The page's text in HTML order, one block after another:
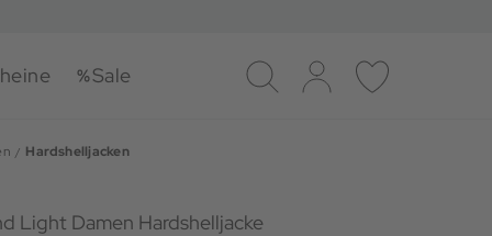
Sale
Suche Log-in Merkliste
Hardshelljacken
Light Damen Hardshelljacke